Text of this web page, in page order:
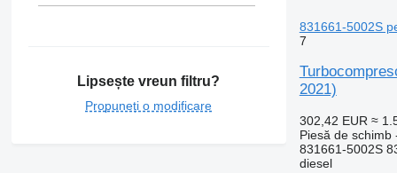
Lipsește vreun filtru?
Propuneți o modificare
831661-5002S
7
2021)
302,42 EUR ≈
Piesă de
831661-5002S
diesel